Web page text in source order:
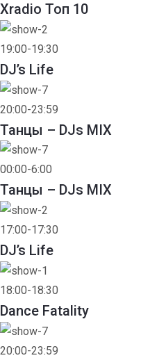
Xradio Топ 10
19:00-19:30
DJ’s Life
20:00-23:59
Танцы – DJs MIX
00:00-6:00
Танцы – DJs MIX
17:00-17:30
DJ’s Life
18:00-18:30
Dance Fatality
20:00-23:59